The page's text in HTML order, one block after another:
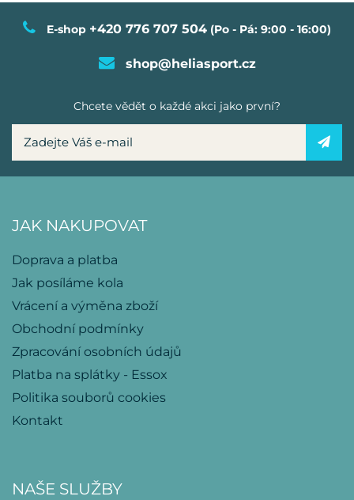
E-shop +420 776 707 504 (Po - Pá: 9:00 - 16:00)
shop@heliasport.cz
Chcete vědět o každé akci jako první?
JAK NAKUPOVAT
Doprava a platba
Jak posíláme kola
Vrácení a výměna zboží
Obchodní podmínky
Zpracování osobních údajů
Platba na splátky - Essox
Politika souborů cookies
Kontakt
NAŠE SLUŽBY